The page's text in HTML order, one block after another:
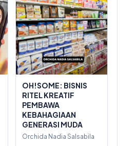
OH!SOME: BISNIS
RITEL KREATIF
PEMBAWA
KEBAHAGIAAN
GENERASI MUDA
Orchida Nadia Salsabila